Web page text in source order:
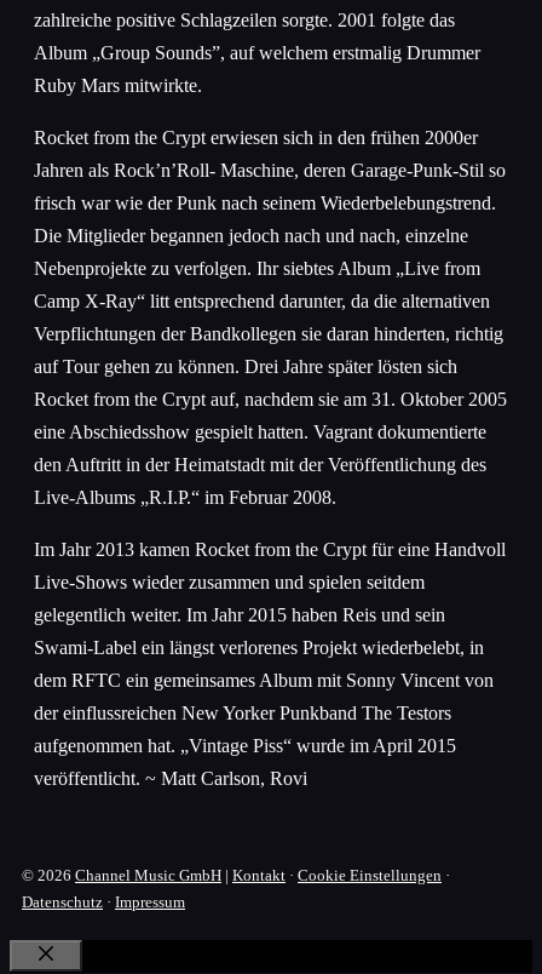
zahlreiche positive Schlagzeilen sorgte. 2001 folgte das
Album „Group Sounds”, auf welchem erstmalig Drummer
Ruby Mars mitwirkte.
Rocket from the Crypt erwiesen sich in den frühen 2000er
Jahren als Rock’n’Roll- Maschine, deren Garage-Punk-Stil so
frisch war wie der Punk nach seinem Wiederbelebungstrend.
Die Mitglieder begannen jedoch nach und nach, einzelne
Nebenprojekte zu verfolgen. Ihr siebtes Album „Live from
Camp X-Ray“ litt entsprechend darunter, da die alternativen
Verpflichtungen der Bandkollegen sie daran hinderten, richtig
auf Tour gehen zu können. Drei Jahre später lösten sich
Rocket from the Crypt auf, nachdem sie am 31. Oktober 2005
eine Abschiedsshow gespielt hatten. Vagrant dokumentierte
den Auftritt in der Heimatstadt mit der Veröffentlichung des
Live-Albums „R.I.P.“ im Februar 2008.
Im Jahr 2013 kamen Rocket from the Crypt für eine Handvoll
Live-Shows wieder zusammen und spielen seitdem
gelegentlich weiter. Im Jahr 2015 haben Reis und sein
Swami-Label ein längst verlorenes Projekt wiederbelebt, in
dem RFTC ein gemeinsames Album mit Sonny Vincent von
der einflussreichen New Yorker Punkband The Testors
aufgenommen hat. „Vintage Piss“ wurde im April 2015
veröffentlicht. ~ Matt Carlson, Rovi
© 2026 Channel Music GmbH | Kontakt · Cookie Einstellungen ·
Datenschutz · Impressum